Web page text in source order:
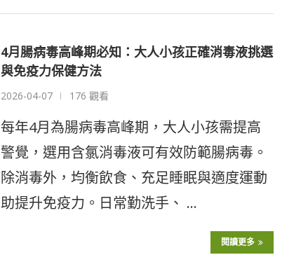
4月腸病毒高峰期必知：大人小孩正確消毒液挑選
與免疫力保健方法
2026-04-07 176 觀看
每年4月為腸病毒高峰期，大人小孩需提高
警覺，選用含氯消毒液可有效防範腸病毒。
除消毒外，均衡飲食、充足睡眠與適度運動
助提升免疫力。日常勤洗手、 …
閱讀更多